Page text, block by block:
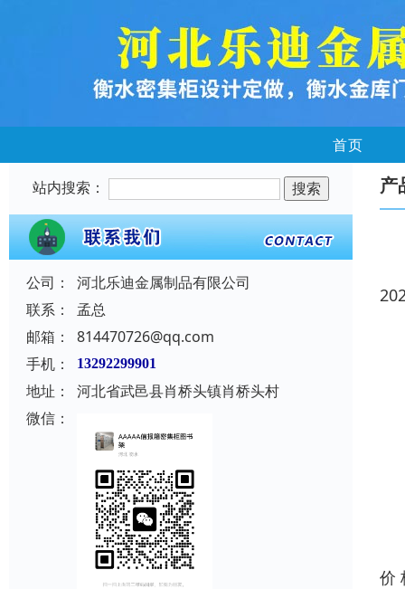
首页
站内搜索：
公司：
河北乐迪金属制品有限公司
联系：
孟总
邮箱：
814470726@qq.com
手机：
13292299901
地址：
河北省武邑县肖桥头镇肖桥头村
微信：
产
价